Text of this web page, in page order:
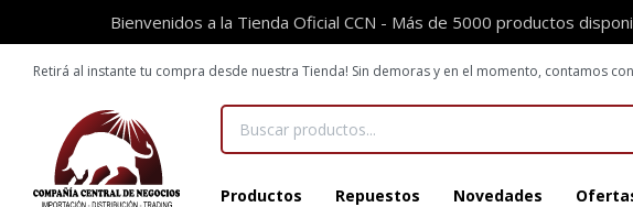
Bienvenidos a la Tienda Oficial CCN - Más de 5000 productos
Productos Repuestos Novedades
Retirá al instante tu compra desde nuestra Tienda! Sin demoras y en el momento, contamos